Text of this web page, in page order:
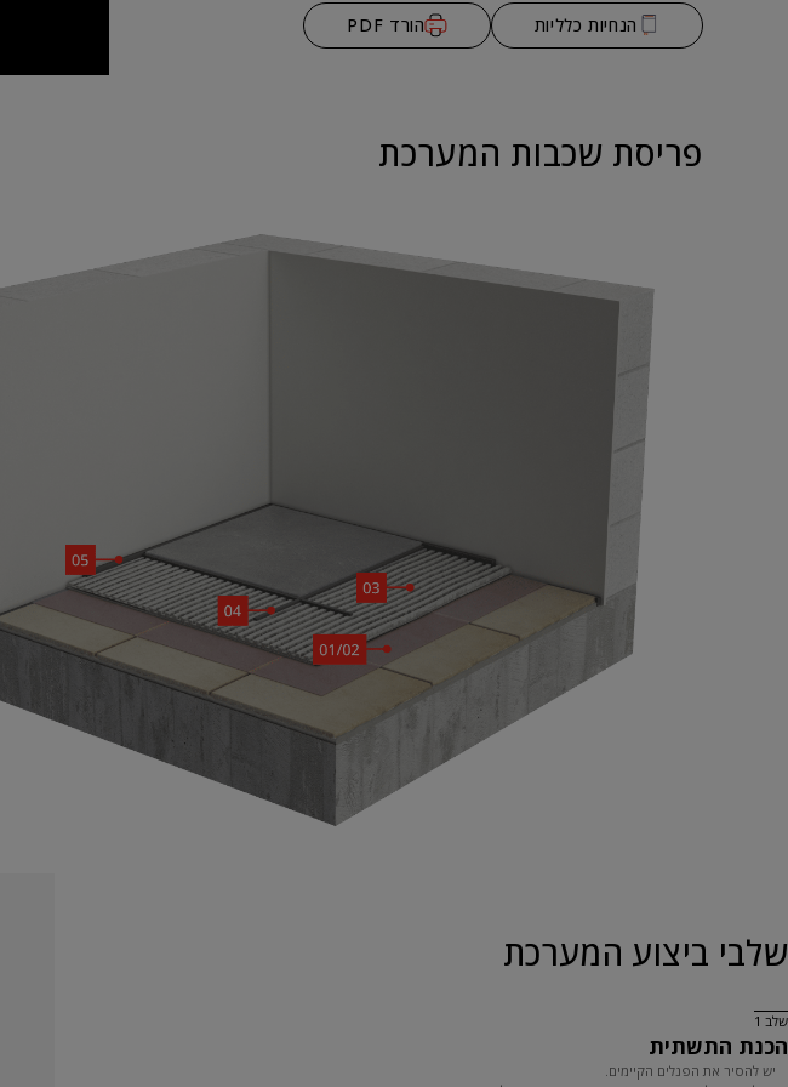
הנחיות כלליות הורד PDF
פריסת שכבות המערכת
שלבי ביצוע המערכת
שלב 1
הכנת התשתית
יש להסיר את הפנלים הקיימים.